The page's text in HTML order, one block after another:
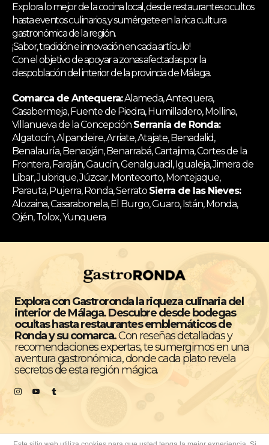
Explora lo mejor de la cocina local, desde restaurantes ocultos
hasta eventos culinarios, y sumérgete en la rica cultura
gastronómica de la región.
¡Sabor, tradición e innovación en cada artículo!
Con el objetivo de apoyar a zonas afectadas por la
despoblación del interior de la provincia de Málaga.
Comarca de Antequera:Alameda, Antequera,
Casabermeja, Fuente de Piedra, Humilladero, Mollina,
Villanueva de la Concepción Serranía de Ronda:
Algatocín, Alpandeire, Arriate, Atajate, Benadalid,
Benalauría, Benaoján, Benarrabá, Cartajima, Cortes de la
Frontera, Faraján, Gaucín, Genalguacil, Igualeja, Jimera de
Líbar, Jubrique, Júzcar, Montecorto, Montejaque,
Parauta, Pujerra, Ronda, Serrato Sierra de las Nieves:
Alozaina, Casarabonela, El Burgo, Guaro, Istán, Monda,
Ojén, Tolox, Yunquera
Explora con Gastroronda la riqueza culinaria del
interior de Málaga. Descubre desde bodegas
ocultas hasta restaurantes emblemáticos de
Ronda y su comarca.Con reseñas detalladas y
recomendaciones expertas, te sumergimos en una
aventura gastronómica, donde cada plato revela
secretos de esta región mágica.